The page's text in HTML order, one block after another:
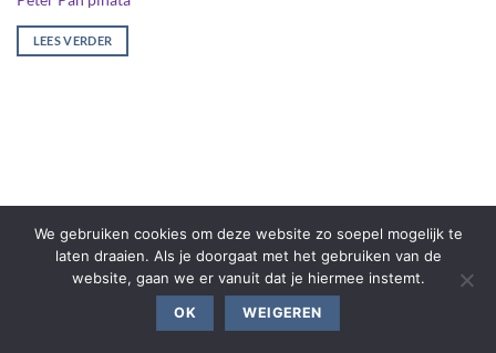
LEES VERDER
We gebruiken cookies om deze website zo soepel mogelijk te
laten draaien. Als je doorgaat met het gebruiken van de
website, gaan we er vanuit dat je hiermee instemt.
OK WEIGEREN